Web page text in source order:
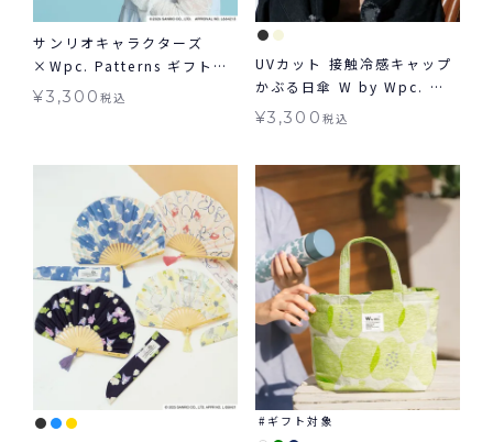
サンリオキャラクターズ
×Wpc. Patterns ギフトボ
ックス入り扇子 グッズ ギフ
¥3,300税込
UVカット 接触冷感キャップ
かぶる日傘 W by Wpc. 帽
子 ギフト対象 グッズ ≪メー
¥3,300 税込
ギフト対象